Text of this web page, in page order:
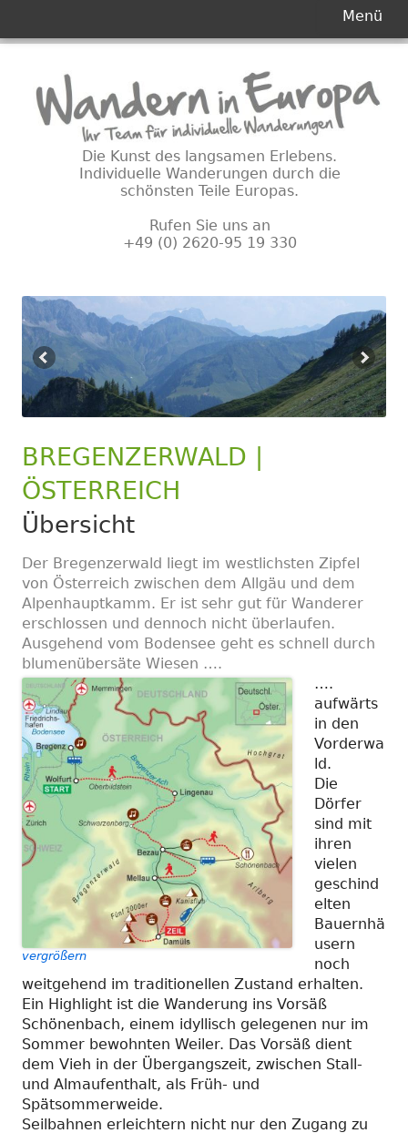
Inhalt
Die Kunst des langsamen Erlebens.
Individuelle Wanderungen durch die
schönsten Teile Europas.
Rufen Sie uns an
+49 (0) 2620-95 19 330
Menü
BREGENZERWALD |
ÖSTERREICH
Übersicht
Der Bregenzerwald liegt im westlichsten Zipfel
von Österreich zwischen dem Allgäu und dem
Alpenhauptkamm. Er ist sehr gut für Wanderer
erschlossen und dennoch nicht überlaufen.
Ausgehend vom Bodensee geht es schnell durch
blumenübersäte Wiesen ….
vergrößern
….
aufwärts
in den
Vorderwa
ld.
Die
Dörfer
sind mit
ihren
vielen
geschind
elten
Bauernhä
usern
noch
weitgehend im traditionellen Zustand erhalten.
Ein Highlight ist die Wanderung ins Vorsäß
Schönenbach, einem idyllisch gelegenen nur im
Sommer bewohnten Weiler. Das Vorsäß dient
dem Vieh in der Übergangszeit, zwischen Stall-
und Almaufenthalt, als Früh- und
Spätsommerweide.
Seilbahnen erleichtern nicht nur den Zugang zu